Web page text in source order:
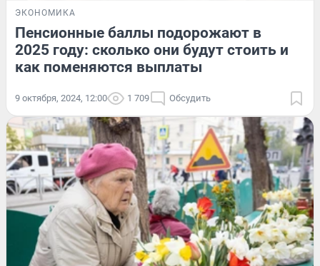
ЭКОНОМИКА
Пенсионные баллы подорожают в
2025 году: сколько они будут стоить и
как поменяются выплаты
9 октября, 2024, 12:00 1 709 Обсудить